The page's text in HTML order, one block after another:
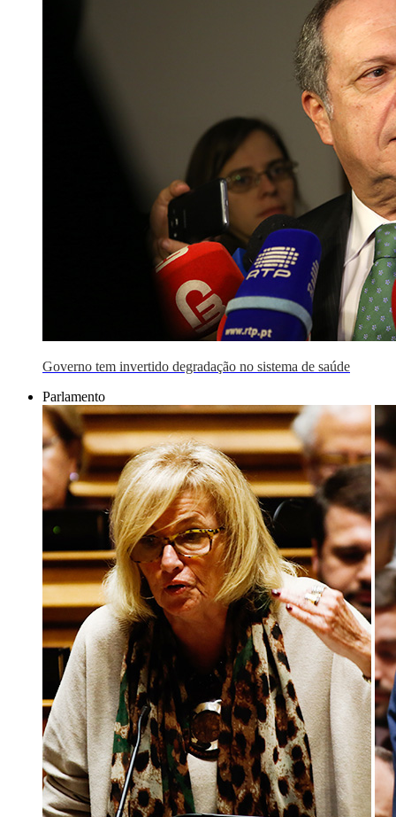
Governo tem invertido degradação no sistema de saúde
Parlamento